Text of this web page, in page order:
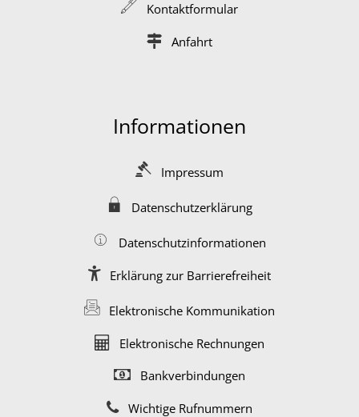
Kontaktformular
Anfahrt
Informationen
Impressum
Datenschutzerklärung
Datenschutzinformationen
Erklärung zur Barrierefreiheit
Elektronische Kommunikation
Elektronische Rechnungen
Bankverbindungen
Wichtige Rufnummern